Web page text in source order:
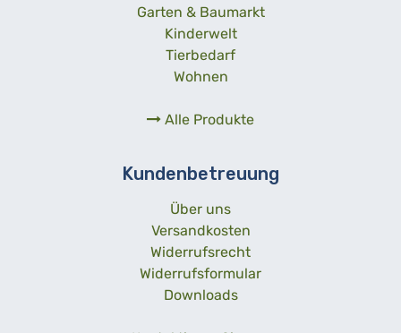
Garten & Baumarkt
Kinderwelt
Tierbedarf
Wohnen
Alle Produkte
Kundenbetreuung
Über uns
Versandkosten
Widerrufsrecht
Widerrufsformular
Downloads